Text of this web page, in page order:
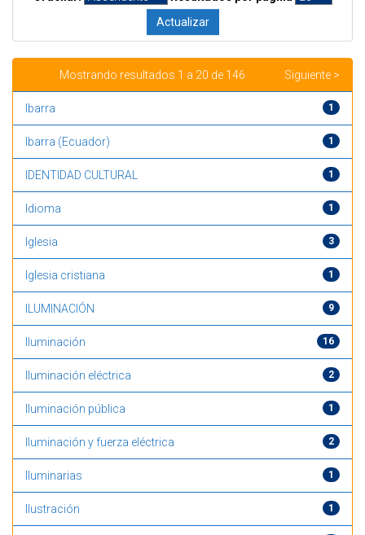
Mostrando resultados 1 a 20 de 146 Siguiente >
Ibarra 1
Ibarra (Ecuador) 1
IDENTIDAD CULTURAL 1
Idioma 1
Iglesia 3
Iglesia cristiana 1
ILUMINACIÓN 9
Iluminación 16
Iluminación eléctrica 2
Iluminación pública 1
Iluminación y fuerza eléctrica 2
Iluminarias 1
Ilustración 1